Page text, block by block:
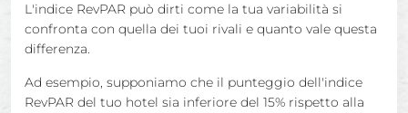
L'indice RevPAR può dirti come la tua variabilità si
confronta con quella dei tuoi rivali e quanto vale questa
differenza.
Ad esempio, supponiamo che il punteggio dell'indice
RevPAR del tuo hotel sia inferiore del 15% rispetto alla